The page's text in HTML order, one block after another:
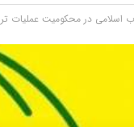
اسلامی در محکومیت